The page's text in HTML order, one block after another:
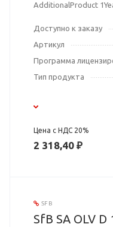
AdditionalProduct
Доступно к заказу
Артикул
Программа
Тип продукта
Цена с НДС 20%
2 318,40 ₽
SFB
SfB SA OLV D